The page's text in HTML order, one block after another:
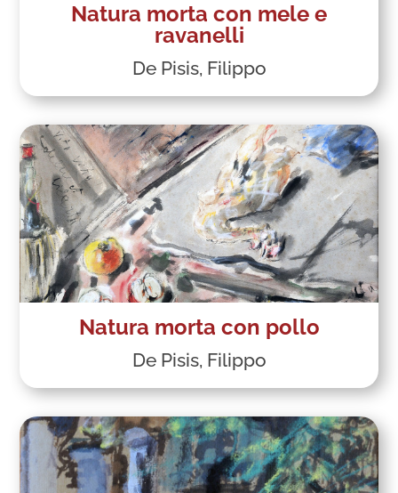
Natura morta con mele e
ravanelli
De Pisis, Filippo
Natura morta con pollo
De Pisis, Filippo